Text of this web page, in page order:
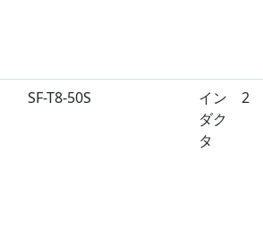
SF-T8-50S
イン
ダク
タ
2